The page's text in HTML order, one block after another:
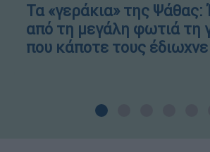
Τα «γεράκια» της
από τη μεγάλη φωτιά τη
που κάποτε τους έδιωχνε